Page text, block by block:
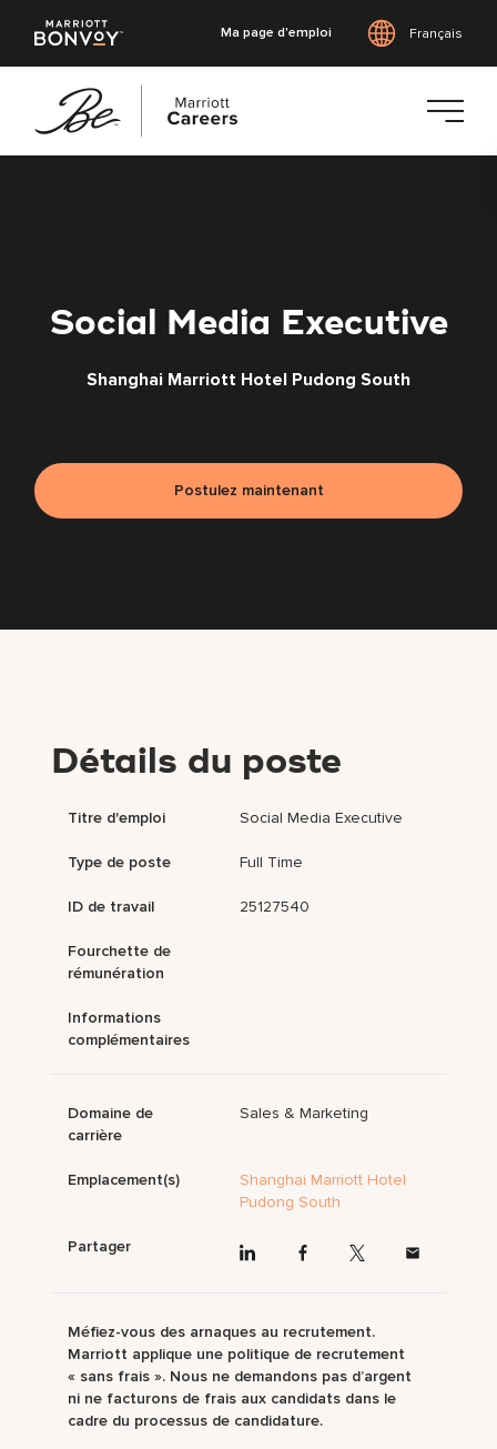
Ma page d'emploi Français
Social Media Executive
Shanghai Marriott Hotel Pudong South
Postulez maintenant
Détails du poste
Titre d'emploi Social Media Executive
Type de poste Full Time
ID de travail 25127540
Fourchette de
rémunération
Informations
complémentaires
Domaine de
carrière
Sales & Marketing
Emplacement(s)
Shanghai Marriott Hotel
Pudong South
Partager
Méfiez-vous des arnaques au recrutement.
Marriott applique une politique de recrutement
« sans frais ». Nous ne demandons pas d’argent
ni ne facturons de frais aux candidats dans le
cadre du processus de candidature.